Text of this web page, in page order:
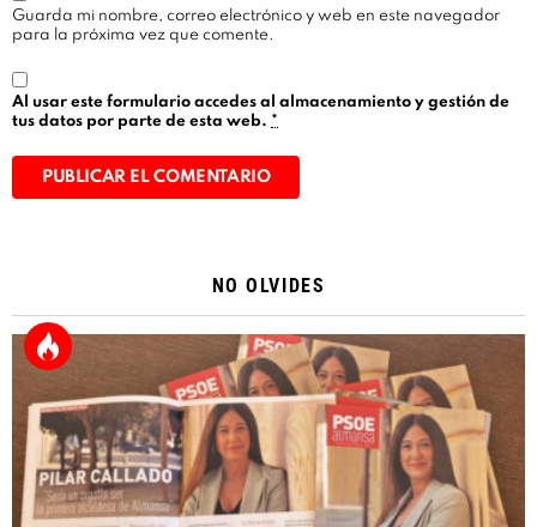
Guarda mi nombre, correo electrónico y web en este navegador
para la próxima vez que comente.
Al usar este formulario accedes al almacenamiento y gestión de
tus datos por parte de esta web. *
NO OLVIDES